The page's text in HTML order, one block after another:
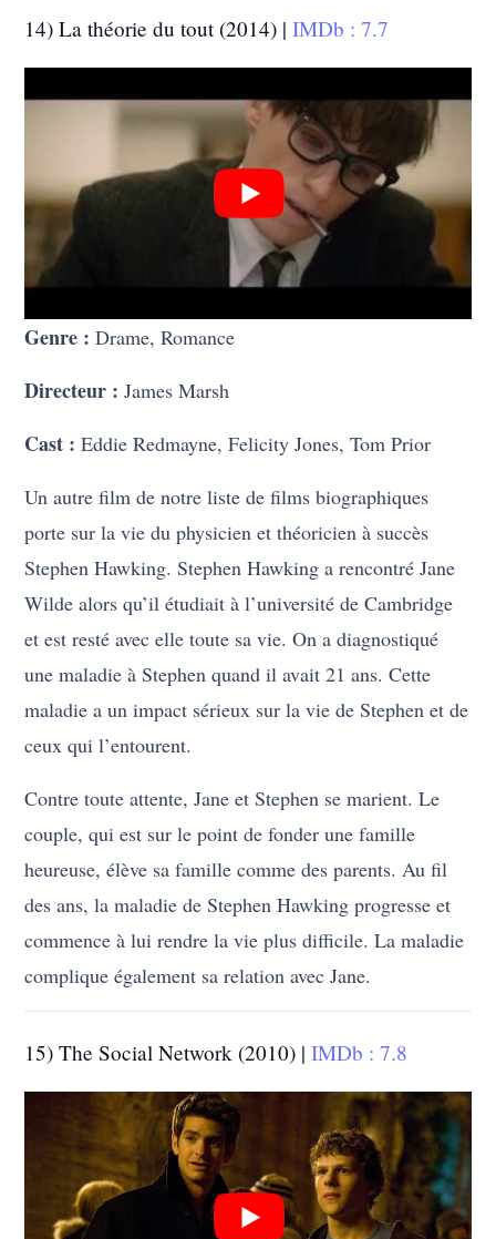
14) La théorie du tout (2014) |IMDb : 7.7
Genre : Drame, Romance
Directeur :James Marsh
Cast :Eddie Redmayne, Felicity Jones, Tom Prior
Un autre film de notre liste de films biographiques
porte sur la vie du physicien et théoricien à succès
Stephen Hawking. Stephen Hawking a rencontré Jane
Wilde alors qu’il étudiait à l’université de Cambridge
et est resté avec elle toute sa vie. On a diagnostiqué
une maladie à Stephen quand il avait 21 ans. Cette
maladie a un impact sérieux sur la vie de Stephen et de
ceux qui l’entourent.
Contre toute attente, Jane et Stephen se marient. Le
couple, qui est sur le point de fonder une famille
heureuse, élève sa famille comme des parents. Au fil
des ans, la maladie de Stephen Hawking progresse et
commence à lui rendre la vie plus difficile. La maladie
complique également sa relation avec Jane.
15) The Social Network (2010) |IMDb : 7.8